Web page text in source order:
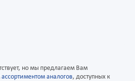
но мы предлагаем Вам
ассортиментом аналогов, доступных к